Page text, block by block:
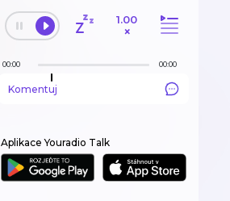
1.00
×
00:00 00:00
Komentuj
Aplikace Youradio Talk